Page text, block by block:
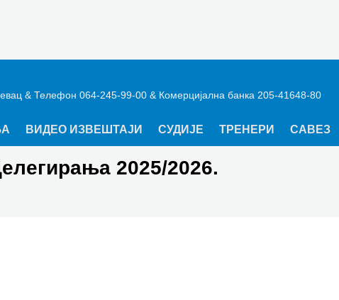
& Телефон 064-245-99-00 & Комерцијална банка 205-41648-80
ВИДЕО ИЗВЕШТАЈИ СУДИЈЕ ТРЕНЕРИ САВЕЗ
2025/2026.